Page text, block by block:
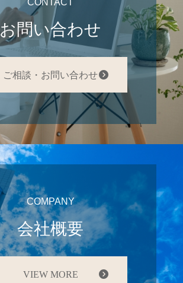
CONTACT
お問い合わせ
ご相談・お問い合わせ
COMPANY
会社概要
VIEW MORE